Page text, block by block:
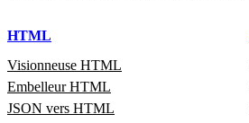
HTML
Visionneuse HTML
Embelleur HTML
JSON vers HTML